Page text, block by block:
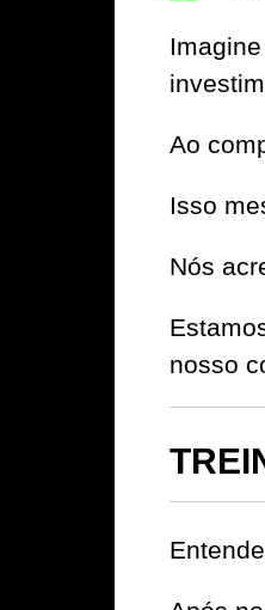
Ao
Isso
Nós
nosso